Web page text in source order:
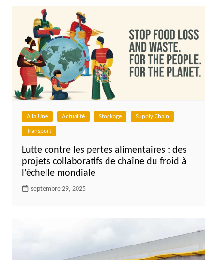
A la Une Actualité Stockage Supply Chain
Transport
Lutte contre les pertes alimentaires : des
projets collaboratifs de chaîne du froid à
l’échelle mondiale
septembre 29, 2025